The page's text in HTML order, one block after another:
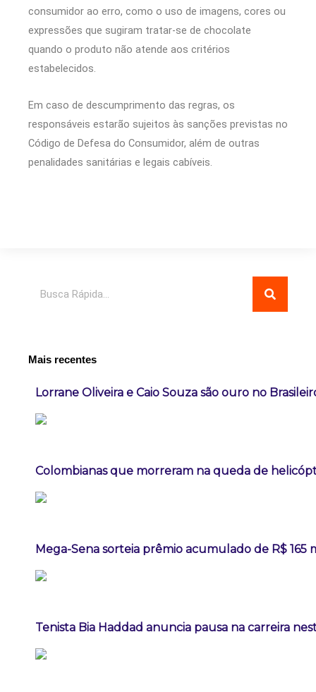
consumidor ao erro, como o uso de imagens, cores ou
expressões que sugiram tratar-se de chocolate
quando o produto não atende aos critérios
estabelecidos.
Em caso de descumprimento das regras, os
responsáveis estarão sujeitos às sanções previstas no
Código de Defesa do Consumidor, além de outras
penalidades sanitárias e legais cabíveis.
Mais recentes
Lorrane Oliveira e Caio Souza são ouro no
Colombianas que morreram na queda de
Mega-Sena sorteia prêmio acumulado de R$ 165
Tenista Bia Haddad anuncia pausa na carreira